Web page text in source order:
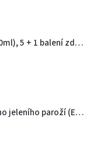
Quinton Hypertonic ( 30x10ml), 5 + 1 balení zdarma (pravidelný odběr-leden,duben,červenec,říjen)
Extrakt ze sametu divokého jeleního paroží (Elk velvet antlers), 60 kapslí